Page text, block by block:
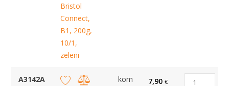
Bristol
Connect,
B1, 200g,
10/1,
zeleni
A3142A
kom 7,90 €